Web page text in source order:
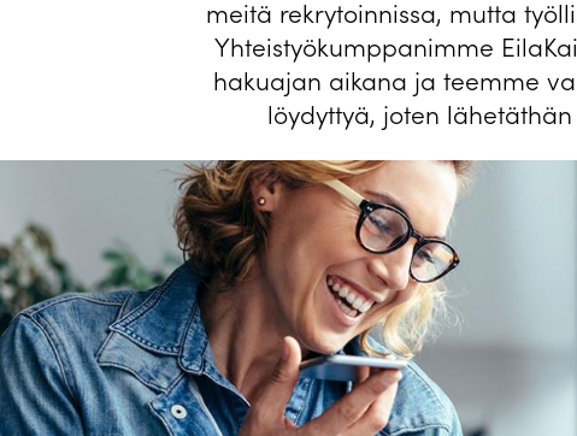
meitä rekrytoinnissa, mutta
Yhteistyökumppanimme
hakuajan aikana ja teemme
löydyttyä, joten